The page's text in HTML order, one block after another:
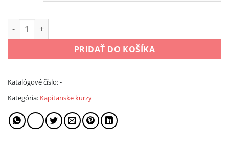
množstvo Vodca malého plavidla AB
PRIDAŤ DO KOŠÍKA
Katalógové číslo:-
Kategória: Kapitanske kurzy